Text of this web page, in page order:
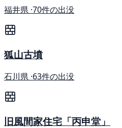
福井県 ·70件の出没
狐山古墳
石川県 ·63件の出没
旧風間家住宅「丙申堂」